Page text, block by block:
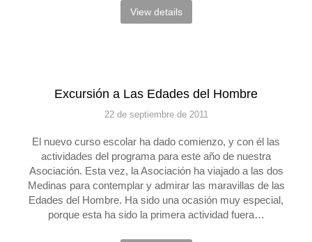
View details
Excursión a Las Edades del Hombre
22 de septiembre de 2011
El nuevo curso escolar ha dado comienzo, y con él las
actividades del programa para este año de nuestra
Asociación. Esta vez, la Asociación ha viajado a las dos
Medinas para contemplar y admirar las maravillas de las
Edades del Hombre. Ha sido una ocasión muy especial,
porque esta ha sido la primera actividad fuera…